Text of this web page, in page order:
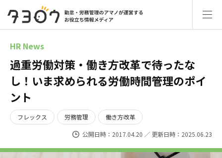
HR News
過重労働対策・働き方改革で待ったな
し！いま求められる労働時間管理のポイ
ント
フレックス 労務管理 働き方改革
公開日時：2017.04.20 ／ 更新日時：2025.06.23